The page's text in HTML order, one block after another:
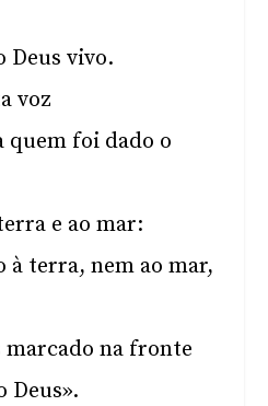
Deus vivo.
voz
quem foi dado o
e ao mar:
à terra, nem ao mar,
marcado na fronte
Deus».